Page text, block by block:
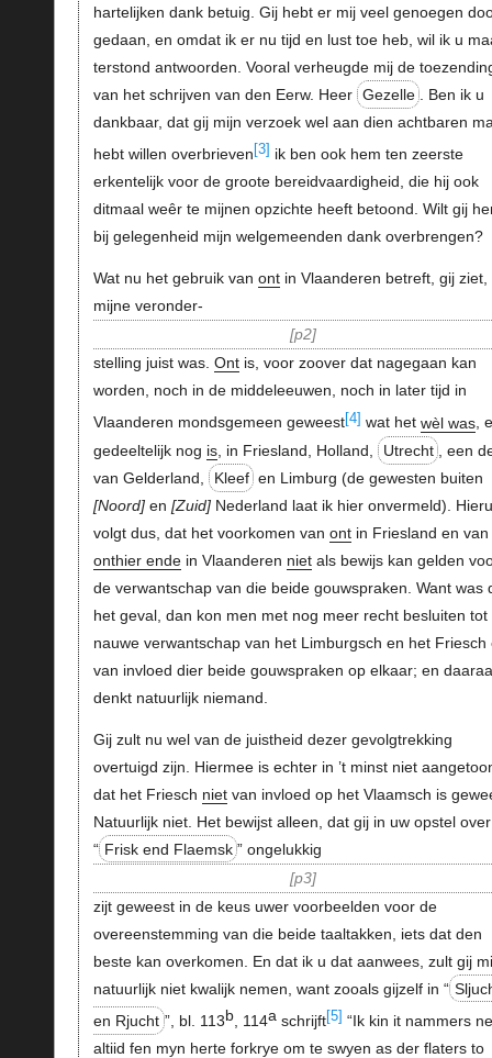
hartelijken dank betuig. Gij hebt er mij veel genoegen
gedaan, en omdat ik er nu tijd en lust toe heb, wil ik u
terstond antwoorden. Vooral verheugde mij de
van het schrijven van den Eerw. Heer Gezelle
. Ben ik u
dankbaar, dat gij mijn verzoek wel aan dien achtbaren
hebt willen overbrieven [3]
ik ben ook hem ten zeerste
erkentelijk voor de groote bereidvaardigheid, die hij ook
ditmaal weêr te mijnen opzichte heeft betoond. Wilt gij
bij gelegenheid mijn welgemeenden dank overbrengen?
Wat nu het gebruik van ontin Vlaanderen betreft, gij ziet,
mijne veronder-
p2
stelling juist was. Ontis, voor zoover dat nagegaan kan
worden, noch in de middeleeuwen, noch in later tijd in
Vlaanderen mondsgemeen geweest[4] wat het wèl was,
gedeeltelijk nog is, in Friesland, Holland, Utrecht
, een
van Gelderland,
Kleef en Limburg (de gewesten buiten
Noord en Zuid Nederland laat ik hier onvermeld).
volgt dus, dat het voorkomen van ontin Friesland en van
onthier endein Vlaanderen nietals bewijs kan gelden
de verwantschap van die beide gouwspraken. Want was
het geval, dan kon men met nog meer recht besluiten tot
nauwe verwantschap van het Limburgsch en het Friesch
van invloed dier beide gouwspraken op elkaar; en
denkt natuurlijk niemand.
Gij zult nu wel van de juistheid dezer gevolgtrekking
overtuigd zijn. Hiermee is echter in ’t minst niet
dat het Friesch nietvan invloed op het Vlaamsch is
Natuurlijk niet. Het bewijst alleen, dat gij in uw opstel over
“ Frisk end Flaemsk ” ongelukkig
p3
zijt geweest in de keus uwer voorbeelden voor de
overeenstemming van die beide taaltakken, iets dat den
beste kan overkomen. En dat ik u dat aanwees, zult gij
natuurlijk niet kwalijk nemen, want zooals gijzelf in “
en Rjucht ”, bl. 113b, 114aschrijft[5] “Ik kin it nammers
altiid fen myn herte forkrye om te swyen as der flaters to